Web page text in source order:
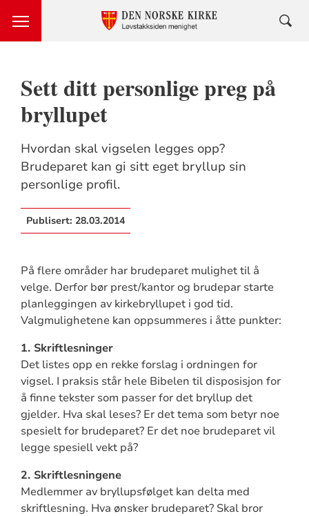
Sett ditt personlige preg på
bryllupet
Hvordan skal vigselen legges opp?
Brudeparet kan gi sitt eget bryllup sin
personlige profil.
Publisert: 28.03.2014
På flere områder har brudeparet mulighet til å
velge. Derfor bør prest/kantor og brudepar starte
planleggingen av kirkebryllupet i god tid.
Valgmulighetene kan oppsummeres i åtte punkter:
1. Skriftlesninger
Det listes opp en rekke forslag i ordningen for
vigsel. I praksis står hele Bibelen til disposisjon for
å finne tekster som passer for det bryllup det
gjelder. Hva skal leses? Er det tema som betyr noe
spesielt for brudeparet? Er det noe brudeparet vil
legge spesiell vekt på?
2. Skriftlesningene
Medlemmer av bryllupsfølget kan delta med
skriftlesning. Hva ønsker brudeparet? Skal bror